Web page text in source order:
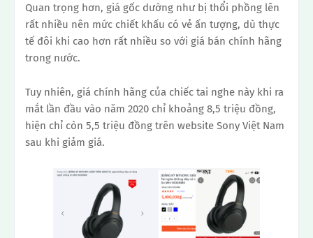
Quan trọng hơn, giá gốc dường như bị thổi phồng lên
rất nhiều nên mức chiết khấu có vẻ ấn tượng, dù thực
tế đôi khi cao hơn rất nhiều so với giá bán chính hãng
trong nước.
Tuy nhiên, giá chính hãng của chiếc tai nghe này khi ra
mắt lần đầu vào năm 2020 chỉ khoảng 8,5 triệu đồng,
hiện chỉ còn 5,5 triệu đồng trên website Sony Việt Nam
sau khi giảm giá.